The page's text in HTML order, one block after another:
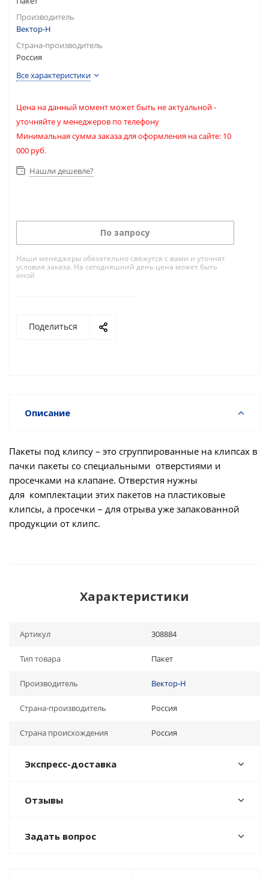
Производитель
Вектор-Н
Страна-производитель
Россия
Все характеристики
Цена на данный момент может быть не актуальной -
уточняйте у менеджеров по телефону
Минимальная сумма заказа для оформления на сайте: 10
000 руб.
Нашли дешевле?
По запросу
Наши менеджеры обязательно свяжутся с вами и уточнят
условия заказа. На сегодняшний день цена может быть
иной
Поделиться
Описание
Пакеты под клипсу – это сгруппированные на клипсах в
пачки пакеты со специальными отверстиями и
просечками на клапане. Отверстия нужны
для комплектации этих пакетов на пластиковые
клипсы, а просечки – для отрыва уже запакованной
продукции от клипс.
Характеристики
Артикул 308884
Тип товара Пакет
Производитель Вектор-Н
Страна-производитель Россия
Страна происхождения Россия
Экспресс-доставка
Отзывы
Задать вопрос